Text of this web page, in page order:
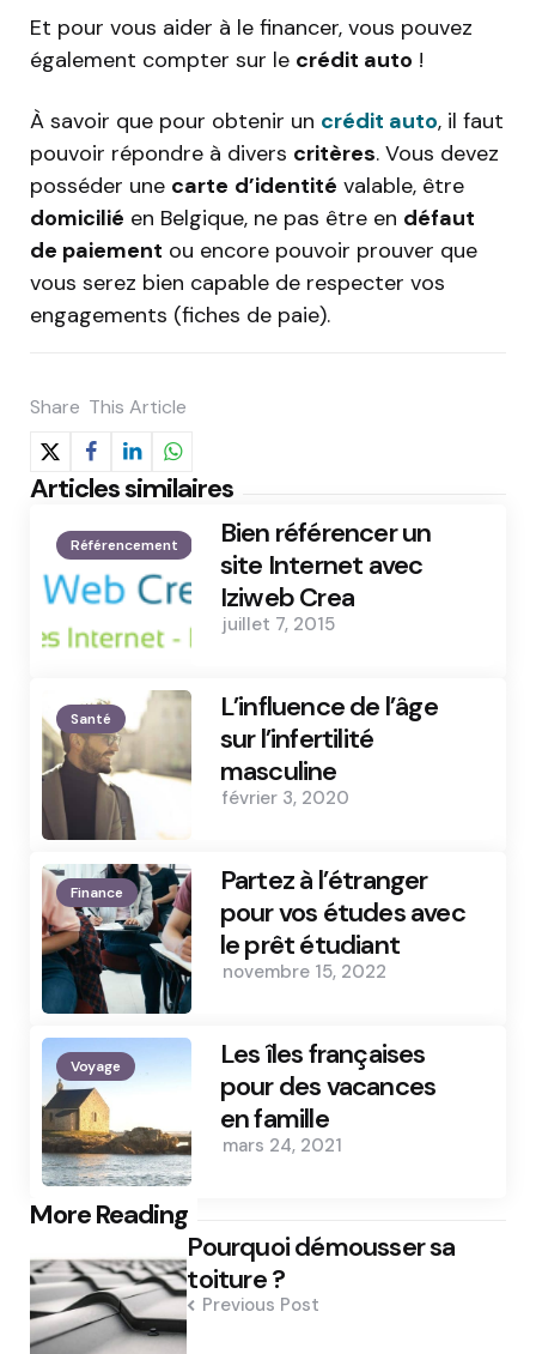
Et pour vous aider à le financer, vous pouvez
également compter sur le crédit auto !
À savoir que pour obtenir un crédit auto, il faut
pouvoir répondre à divers critères. Vous devez
posséder une carte d’identité valable, être
domicilié en Belgique, ne pas être en défaut
de paiement ou encore pouvoir prouver que
vous serez bien capable de respecter vos
engagements (fiches de paie).
Share This Article
Articles similaires
Référencement
Bien référencer un
site Internet avec
Iziweb Crea
juillet 7, 2015
Santé
L’influence de l’âge
sur l’infertilité
masculine
février 3, 2020
Finance
Partez à l’étranger
pour vos études avec
le prêt étudiant
novembre 15, 2022
Voyage
Les îles françaises
pour des vacances
en famille
mars 24, 2021
More Reading
Post
navigation Pourquoi démousser sa
toiture ?
Previous Post